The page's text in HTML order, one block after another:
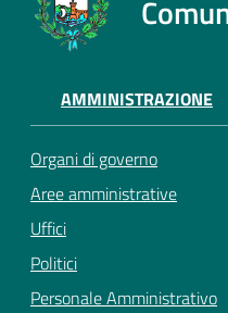
AMMINISTRAZIONE
Organi di governo
Aree amministrative
Uffici
Politici
Personale Amministrativo